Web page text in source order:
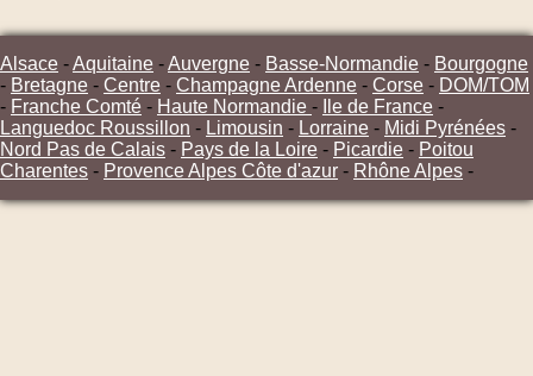
Alsace -Aquitaine -Auvergne - Basse-Normandie - Bourgogne
- Bretagne - Centre - Champagne Ardenne - Corse - DOM/TOM
- Franche Comté - Haute Normandie - Ile de France -
Languedoc Roussillon - Limousin - Lorraine - Midi Pyrénées -
Nord Pas de Calais - Pays de la Loire - Picardie - Poitou
Charentes - Provence Alpes Côte d'azur - Rhône Alpes -